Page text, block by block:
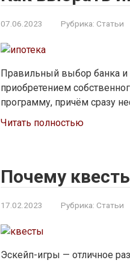
07.06.2023 Рубрика: Статьи
Правильный выбор банка и
приобретением
программу, причём сразу
Читать полностью
Почему
17.02.2023 Рубрика: Статьи
Эскейп-игры — отличное